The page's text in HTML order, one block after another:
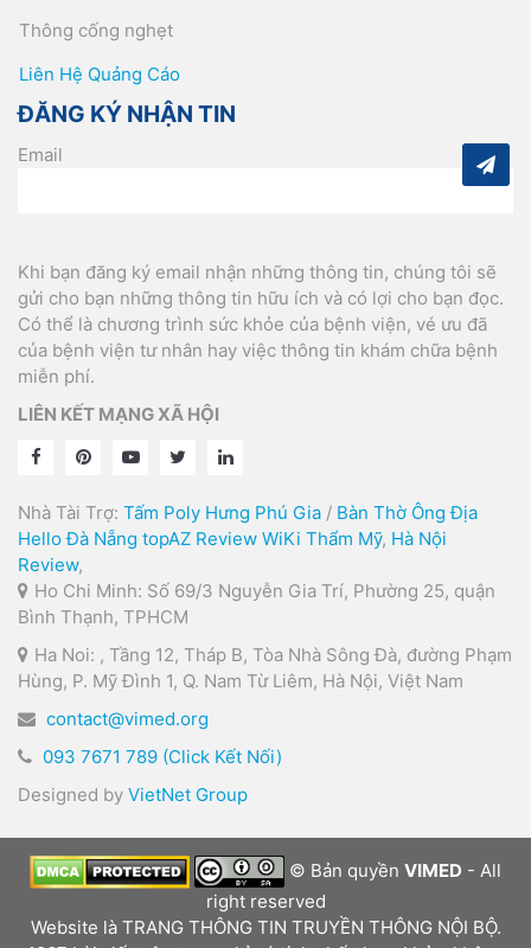
Thông cống nghẹt
Liên Hệ Quảng Cáo
ĐĂNG KÝ NHẬN TIN
Email
Khi bạn đăng ký email nhận những thông tin, chúng tôi sẽ
gửi cho bạn những thông tin hữu ích và có lợi cho bạn đọc.
Có thể là chương trình sức khỏe của bệnh viện, vé ưu đã
của bệnh viện tư nhân hay việc thông tin khám chữa bệnh
miễn phí.
LIÊN KẾT MẠNG XÃ HỘI
Nhà Tài Trợ: Tấm Poly Hưng Phú Gia / Bàn Thờ Ông Địa
Hello Đà Nẵng topAZ Review WiKi Thẩm Mỹ, Hà Nội
Review,
Ho Chi Minh: Số 69/3 Nguyễn Gia Trí, Phường 25, quận
Bình Thạnh, TPHCM
Ha Noi: , Tầng 12, Tháp B, Tòa Nhà Sông Đà, đường Phạm
Hùng, P. Mỹ Đình 1, Q. Nam Từ Liêm, Hà Nội, Việt Nam
contact@vimed.org
093 7671 789 (Click Kết Nối)
Designed by VietNet Group
© Bản quyềnVIMED - All
right reserved
Website là TRANG THÔNG TIN TRUYỀN THÔNG NỘI BỘ.